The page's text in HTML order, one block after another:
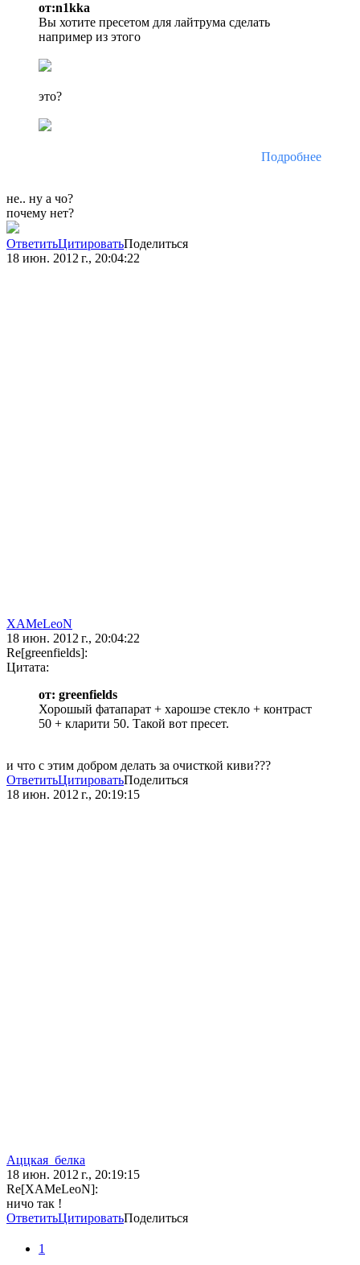
от:n1kka
Вы хотите пресетом для лайтрума сделать
например из этого
это?
Подробнее
не.. ну а чо?
почему нет?
ОтветитьЦитироватьПоделиться
18 июн. 2012 г., 20:04:22
XAMeLeoN
18 июн. 2012 г., 20:04:22
Re[greenfields]:
Цитата:
от: greenfields
Хорошый фатапарат + харошэе стекло + контраст
50 + кларити 50. Такой вот пресет.
и что с этим добром делать за очисткой киви???
ОтветитьЦитироватьПоделиться
18 июн. 2012 г., 20:19:15
Аццкая_белка
18 июн. 2012 г., 20:19:15
Re[XAMeLeoN]:
ничо так !
ОтветитьЦитироватьПоделиться
1